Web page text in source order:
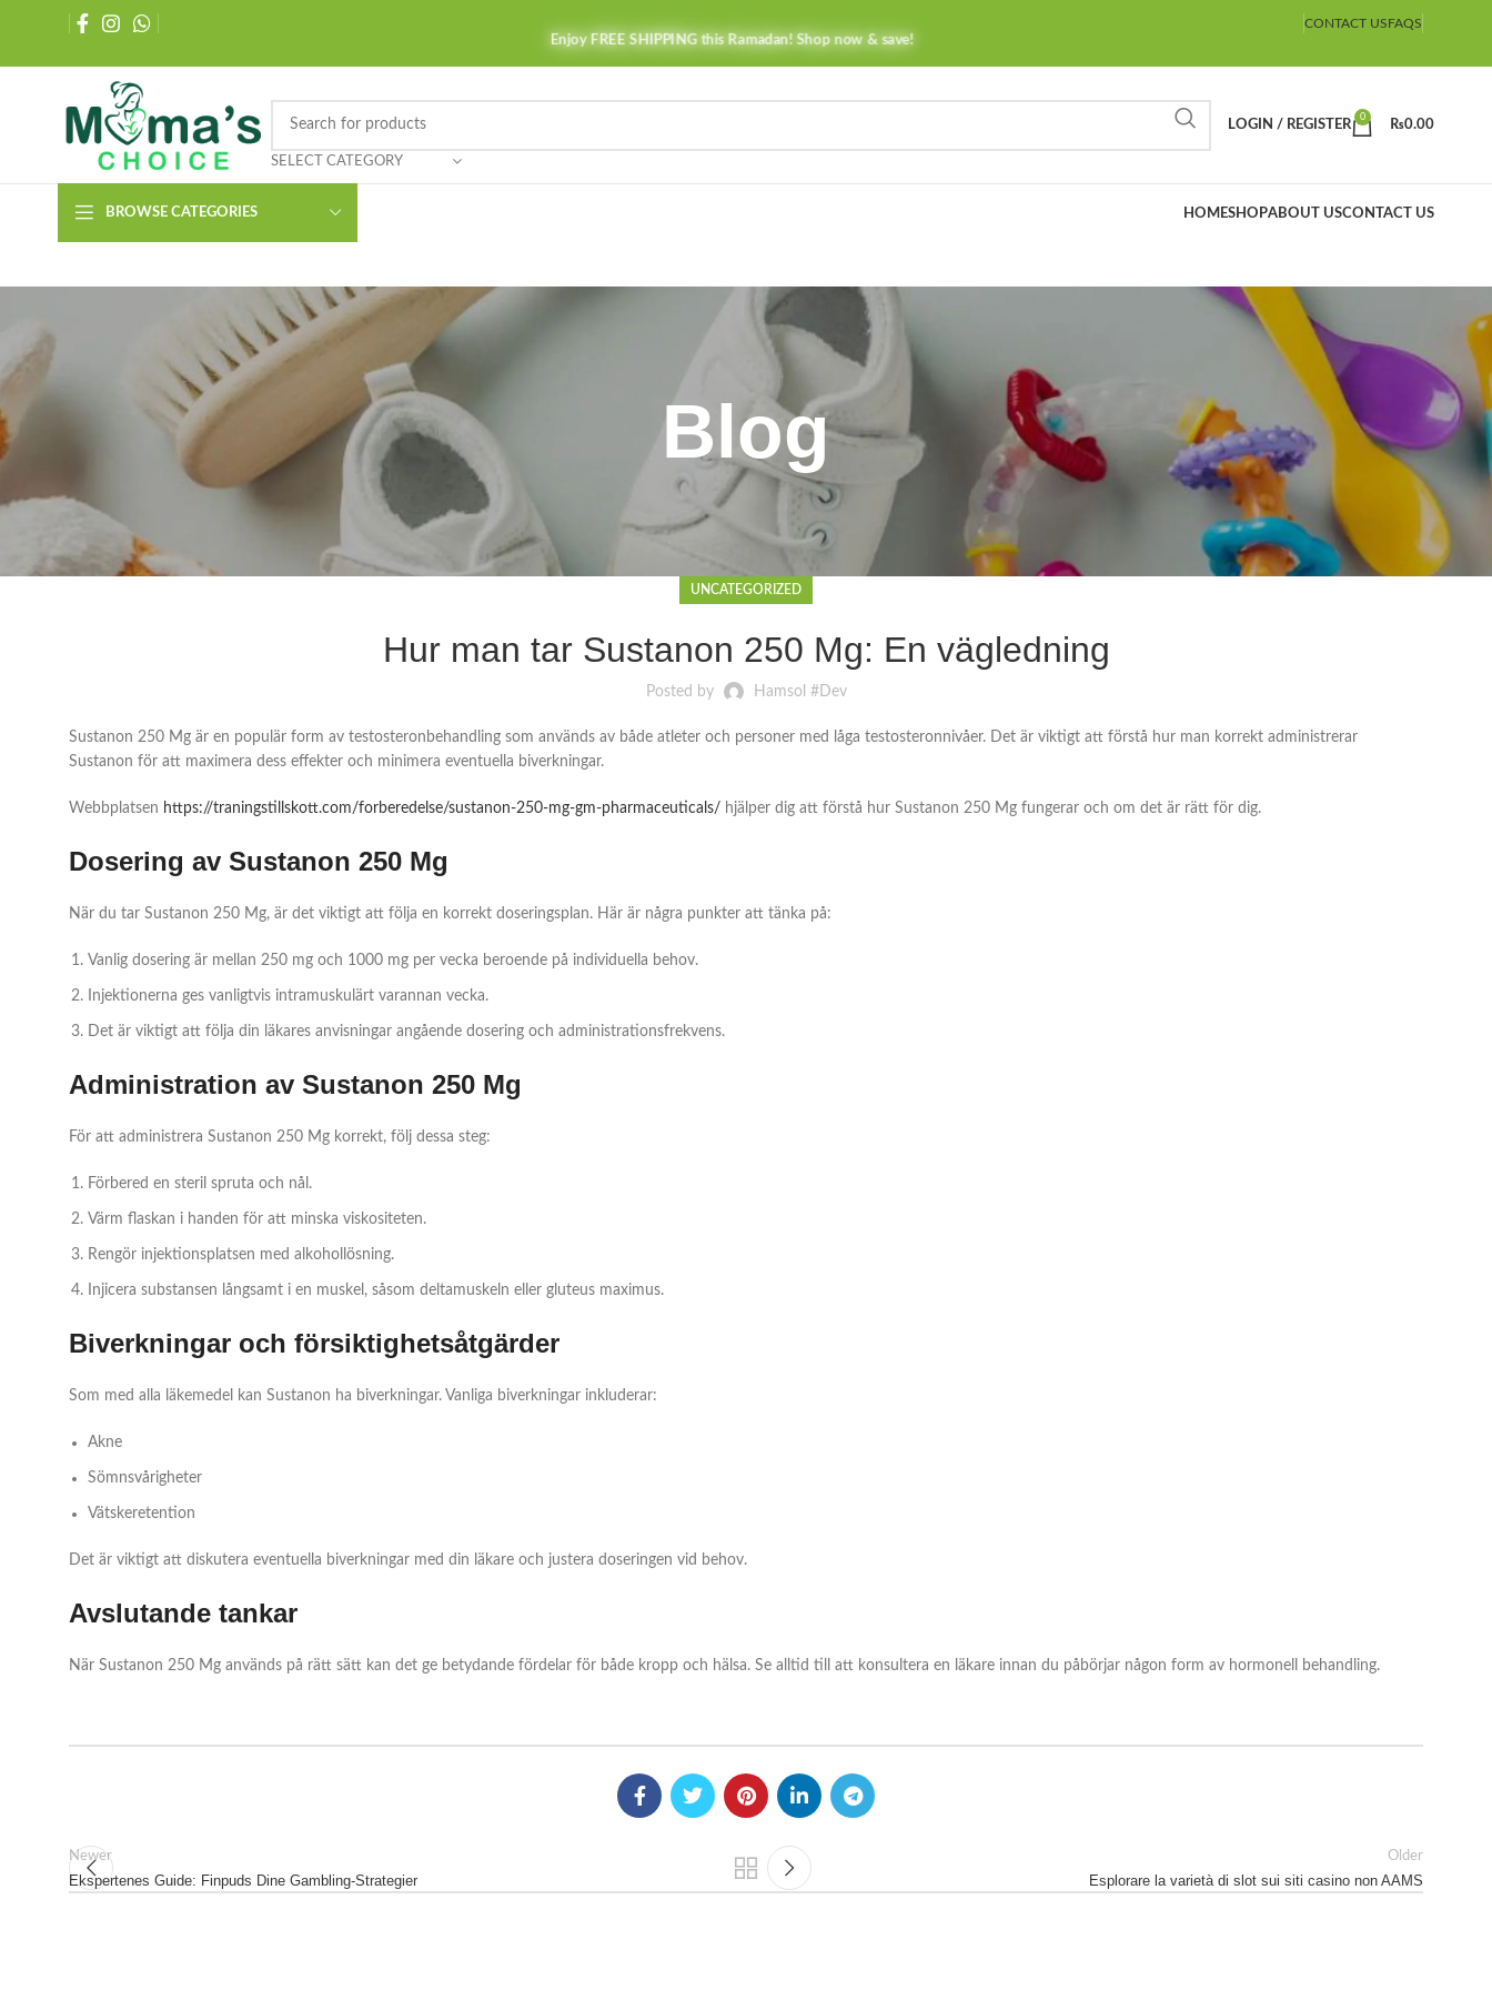
Enjoy FREE SHIPPING this Ramadan! Shop now & save!
CONTACT USFAQS
SELECT CATEGORY
LOGIN / REGISTER
0
₨0.00
BROWSE CATEGORIES HOMESHOPABOUT USCONTACT US
Blog
UNCATEGORIZED
Hur man tar Sustanon 250 Mg: En vägledning
Posted by Hamsol #Dev
Sustanon 250 Mg är en populär form av testosteronbehandling som används av både atleter och personer med låga testosteronnivåer. Det är viktigt att förstå hur man korrekt administrerar
Sustanon för att maximera dess effekter och minimera eventuella biverkningar.
Webbplatsen https://traningstillskott.com/forberedelse/sustanon-250-mg-gm-pharmaceuticals/ hjälper dig att förstå hur Sustanon 250 Mg fungerar och om det är rätt för dig.
Dosering av Sustanon 250 Mg
När du tar Sustanon 250 Mg, är det viktigt att följa en korrekt doseringsplan. Här är några punkter att tänka på:
Vanlig dosering är mellan 250 mg och 1000 mg per vecka beroende på individuella behov.
Injektionerna ges vanligtvis intramuskulärt varannan vecka.
Det är viktigt att följa din läkares anvisningar angående dosering och administrationsfrekvens.
Administration av Sustanon 250 Mg
För att administrera Sustanon 250 Mg korrekt, följ dessa steg:
Förbered en steril spruta och nål.
Värm flaskan i handen för att minska viskositeten.
Rengör injektionsplatsen med alkohollösning.
Injicera substansen långsamt i en muskel, såsom deltamuskeln eller gluteus maximus.
Biverkningar och försiktighetsåtgärder
Som med alla läkemedel kan Sustanon ha biverkningar. Vanliga biverkningar inkluderar:
Akne
Sömnsvårigheter
Vätskeretention
Det är viktigt att diskutera eventuella biverkningar med din läkare och justera doseringen vid behov.
Avslutande tankar
När Sustanon 250 Mg används på rätt sätt kan det ge betydande fördelar för både kropp och hälsa. Se alltid till att konsultera en läkare innan du påbörjar någon form av hormonell behandling.
Newer
Ekspertenes Guide: Finpuds Dine Gambling-Strategier
Older
Esplorare la varietà di slot sui siti casino non AAMS